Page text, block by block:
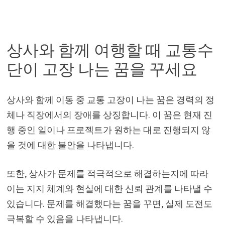
상사와 함께 여행할 때 교통수
단이 고장 나는 꿈을 꾸세요
상사와 함께 이동 중 교통 고장이 나는 꿈은 경력의 정
체나 직장에서의 장애를 상징합니다. 이 꿈은 현재 진
행 중인 일이나 프로젝트가 원하는 대로 진행되지 않
을 것에 대한 불안을 나타냅니다.
또한, 상사가 문제를 적극적으로 해결하는지에 따라
이는 지지 체계와 현실에 대한 신뢰 관계를 나타낼 수
있습니다. 문제를 해결했다는 꿈을 꾸면, 실제 도전도
극복할 수 있음을 나타냅니다.